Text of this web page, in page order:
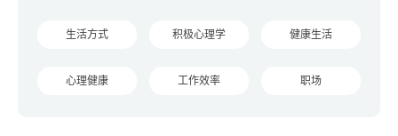
生活方式 积极心理学 健康生活
心理健康 工作效率 职场